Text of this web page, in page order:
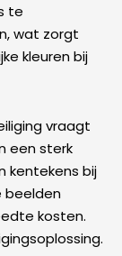
te
wat zorgt
kleuren bij
vraagt
een sterk
kentekens bij
beelden
kosten.